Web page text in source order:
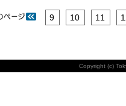
9 10 11
Copyright (c)